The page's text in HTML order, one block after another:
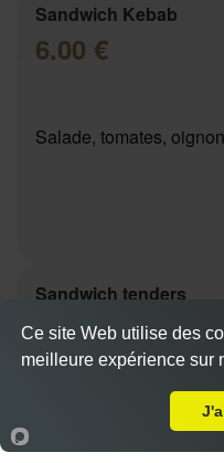
Sandwich Kebab
6.00 €
Salade, tomates,
Sandwich tenders
6.00 €
Salade, tomates,
Accueil
Ce site Web utilise des
meilleure expérience sur